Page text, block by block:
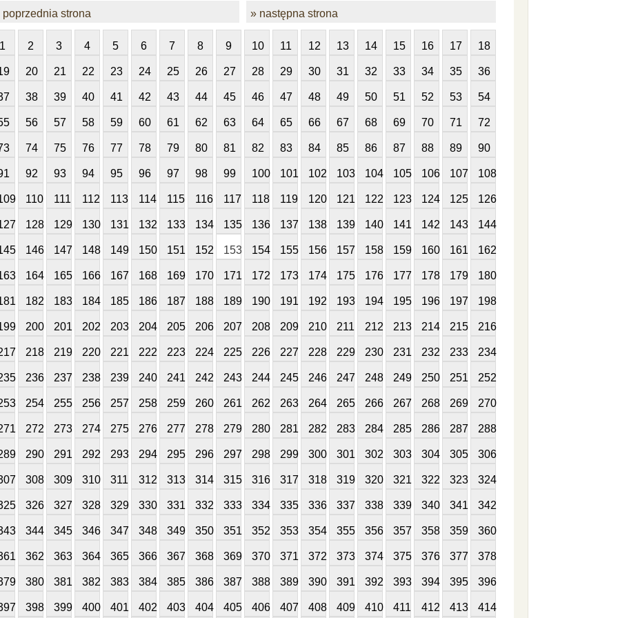
poprzednia strona » następna strona
1 2 3 4 5 6 7 8 9 10 11 12 13 14 15 16 17 18
20 21 22 23 24 25 26 27 28 29 30 31 32 33 34 35 36
38 39 40 41 42 43 44 45 46 47 48 49 50 51 52 53 54
56 57 58 59 60 61 62 63 64 65 66 67 68 69 70 71 72
74 75 76 77 78 79 80 81 82 83 84 85 86 87 88 89 90
92 93 94 95 96 97 98 99 100 101 102 103 104 105 106 107 108
110 111 112 113 114 115 116 117 118 119 120 121 122 123 124 125 126
128 129 130 131 132 133 134 135 136 137 138 139 140 141 142 143 144
146 147 148 149 150 151 152 153 154 155 156 157 158 159 160 161 162
164 165 166 167 168 169 170 171 172 173 174 175 176 177 178 179 180
182 183 184 185 186 187 188 189 190 191 192 193 194 195 196 197 198
200 201 202 203 204 205 206 207 208 209 210 211 212 213 214 215 216
218 219 220 221 222 223 224 225 226 227 228 229 230 231 232 233 234
236 237 238 239 240 241 242 243 244 245 246 247 248 249 250 251 252
254 255 256 257 258 259 260 261 262 263 264 265 266 267 268 269 270
272 273 274 275 276 277 278 279 280 281 282 283 284 285 286 287 288
290 291 292 293 294 295 296 297 298 299 300 301 302 303 304 305 306
308 309 310 311 312 313 314 315 316 317 318 319 320 321 322 323 324
326 327 328 329 330 331 332 333 334 335 336 337 338 339 340 341 342
344 345 346 347 348 349 350 351 352 353 354 355 356 357 358 359 360
362 363 364 365 366 367 368 369 370 371 372 373 374 375 376 377 378
380 381 382 383 384 385 386 387 388 389 390 391 392 393 394 395 396
398 399 400 401 402 403 404 405 406 407 408 409 410 411 412 413 414